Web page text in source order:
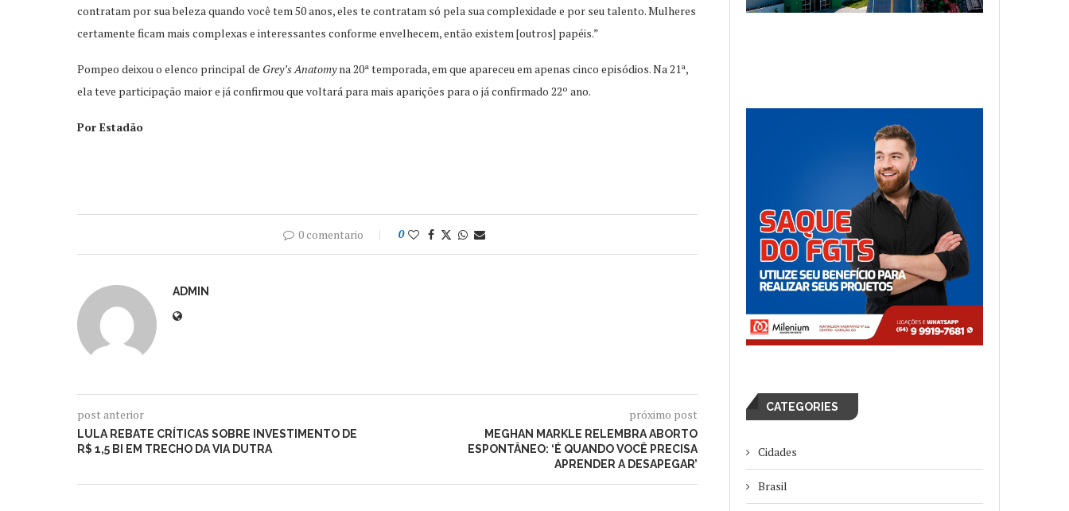
contratam por sua beleza quando você tem 50 anos, eles te contratam só pela sua complexidade e por seu talento. Mulheres
certamente ficam mais complexas e interessantes conforme envelhecem, então existem [outros] papéis.”
Pompeo deixou o elenco principal de Grey’s Anatomyna 20ª temporada, em que apareceu em apenas cinco episódios. Na 21ª,
ela teve participação maior e já confirmou que voltará para mais aparições para o já confirmado 22º ano.
Por Estadão
0 comentario 0
ADMIN
post anterior
LULA REBATE CRÍTICAS SOBRE INVESTIMENTO DE
R$ 1,5 BI EM TRECHO DA VIA DUTRA
próximo post
MEGHAN MARKLE RELEMBRA ABORTO
ESPONTÂNEO: ‘É QUANDO VOCÊ PRECISA
APRENDER A DESAPEGAR’
CATEGORIES
Cidades
Brasil